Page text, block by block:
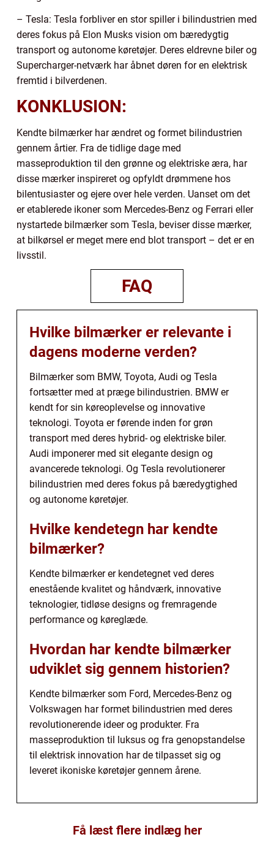
– Tesla: Tesla forbliver en stor spiller i bilindustrien med
deres fokus på Elon Musks vision om bæredygtig
transport og autonome køretøjer. Deres eldrevne biler og
Supercharger-netværk har åbnet døren for en elektrisk
fremtid i bilverdenen.
KONKLUSION:
Kendte bilmærker har ændret og formet bilindustrien
gennem årtier. Fra de tidlige dage med
masseproduktion til den grønne og elektriske æra, har
disse mærker inspireret og opfyldt drømmene hos
bilentusiaster og ejere over hele verden. Uanset om det
er etablerede ikoner som Mercedes-Benz og Ferrari eller
nystartede bilmærker som Tesla, beviser disse mærker,
at bilkørsel er meget mere end blot transport – det er en
livsstil.
FAQ
Hvilke bilmærker er relevante i
dagens moderne verden?
Bilmærker som BMW, Toyota, Audi og Tesla
fortsætter med at præge bilindustrien. BMW er
kendt for sin køreoplevelse og innovative
teknologi. Toyota er førende inden for grøn
transport med deres hybrid- og elektriske biler.
Audi imponerer med sit elegante design og
avancerede teknologi. Og Tesla revolutionerer
bilindustrien med deres fokus på bæredygtighed
og autonome køretøjer.
Hvilke kendetegn har kendte
bilmærker?
Kendte bilmærker er kendetegnet ved deres
enestående kvalitet og håndværk, innovative
teknologier, tidløse designs og fremragende
performance og køreglæde.
Hvordan har kendte bilmærker
udviklet sig gennem historien?
Kendte bilmærker som Ford, Mercedes-Benz og
Volkswagen har formet bilindustrien med deres
revolutionerende ideer og produkter. Fra
masseproduktion til luksus og fra genopstandelse
til elektrisk innovation har de tilpasset sig og
leveret ikoniske køretøjer gennem årene.
Få læst flere indlæg her